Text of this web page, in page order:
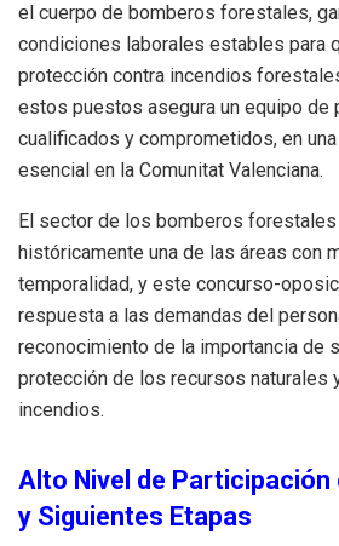
el cuerpo de bomberos forestales,
condiciones laborales estables para
protección contra incendios
estos puestos asegura un equipo de
cualificados y comprometidos, en
esencial en la Comunitat Valenciana.
El sector de los bomberos forestales
históricamente una de las áreas con
temporalidad, y este concurso-
respuesta a las demandas del
reconocimiento de la importancia de
protección de los recursos naturales
incendios.
Alto Nivel de Participación
y Siguientes Etapas